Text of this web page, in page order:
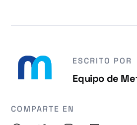
ESCRITO POR
Equipo de
COMPARTE EN